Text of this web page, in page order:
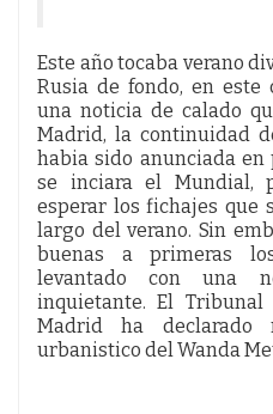
Este año tocaba verano
Rusia de fondo, en este
una noticia de calado
Madrid, la continuidad
habia sido anunciada
se inciara el Mundial,
esperar los fichajes que
largo del verano. Sin
buenas a primeras
levantado con una
inquietante. El
Madrid ha declarado
urbanistico del Wanda